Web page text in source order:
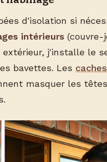
d'isolation si
intérieurs (couvre-
extérieur, j'installe le
bavettes. Les caches
masquer les